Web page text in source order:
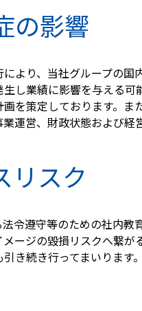
の影響
より、当社グループの
し業績に影響を与える
を策定しております。
運営、財政状態および経
リスク
令遵守等のための社内
ージの毀損リスクへ繋
き続き行ってまいります。